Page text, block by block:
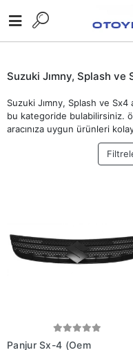
Suzuki Jımny, Splash ve
Suzuki Jımny, Splash ve Sx4
bu kategoride bulabilirsiniz.
aracınıza uygun ürünleri
Panjur Sx-4 (Oem